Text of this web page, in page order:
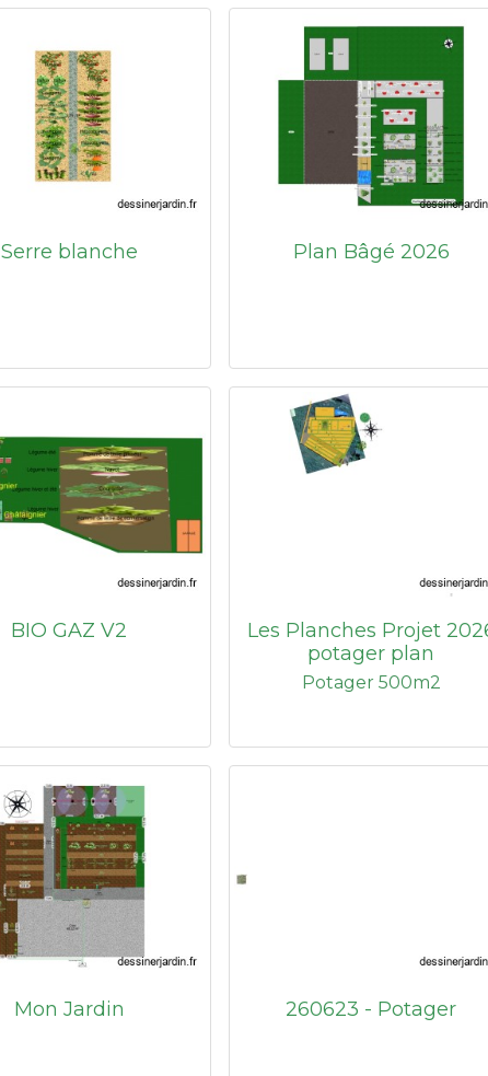
Serre blanche Plan Bâgé 2026
BIO GAZ V2
Les Planches Projet
potager plan
Potager 500m2
Mon Jardin 260623 - Potager